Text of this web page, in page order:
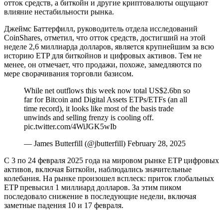
отток средств, а биткойн и другие криптовалюты ощущают
влияние нестабильности рынка.
Джеймс Баттерфилл, руководитель отдела исследований
CoinShares, отметил, что отток средств, достигший на этой
неделе 2,6 миллиарда долларов, является крупнейшим за всю
историю ETP для биткойнов и цифровых активов. Тем не
менее, он отмечает, что продажи, похоже, замедляются по
мере сворачивания торговли базисом.
While net outflows this week now total US$2.6bn so
far for Bitcoin and Digital Assets ETPs/ETFs (an all
time record), it looks like most of the basis trade
unwinds and selling frenzy is cooling off.
pic.twitter.com/4WiJGK5wIb
— James Butterfill (@jbutterfill) February 28, 2025
С 3 по 24 февраля 2025 года на мировом рынке ETP цифровых
активов, включая Биткойн, наблюдались значительные
колебания. На рынке произошел всплеск: приток глобальных
ETP превысил 1 миллиард долларов. За этим пиком
последовало снижение в последующие недели, включая
заметные падения 10 и 17 февраля.